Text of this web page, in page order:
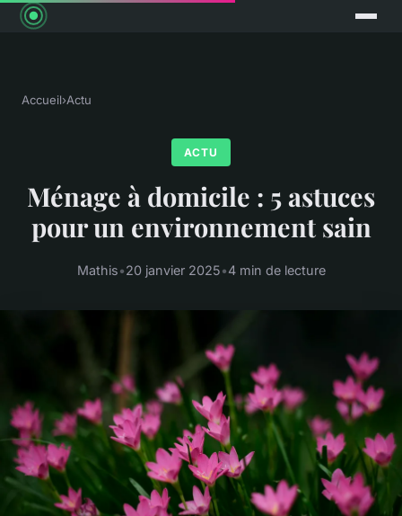
Accueil›Actu
ACTU
Ménage à domicile : 5 astuces
pour un environnement sain
Mathis•20 janvier 2025•4 min de lecture